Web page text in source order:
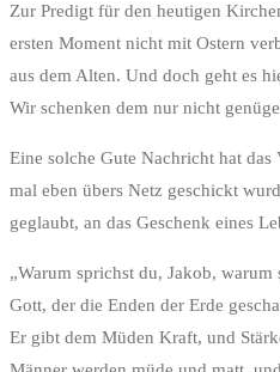
Zur Predigt für den heutigen
ersten Moment nicht mit Ostern
aus dem Alten. Und doch geht es
Wir schenken dem nur nicht
Eine solche Gute Nachricht hat
mal eben übers Netz geschickt
geglaubt, an das Geschenk eines
„Warum sprichst du, Jakob,
Gott, der die Enden der Erde
Er gibt dem Müden Kraft, und